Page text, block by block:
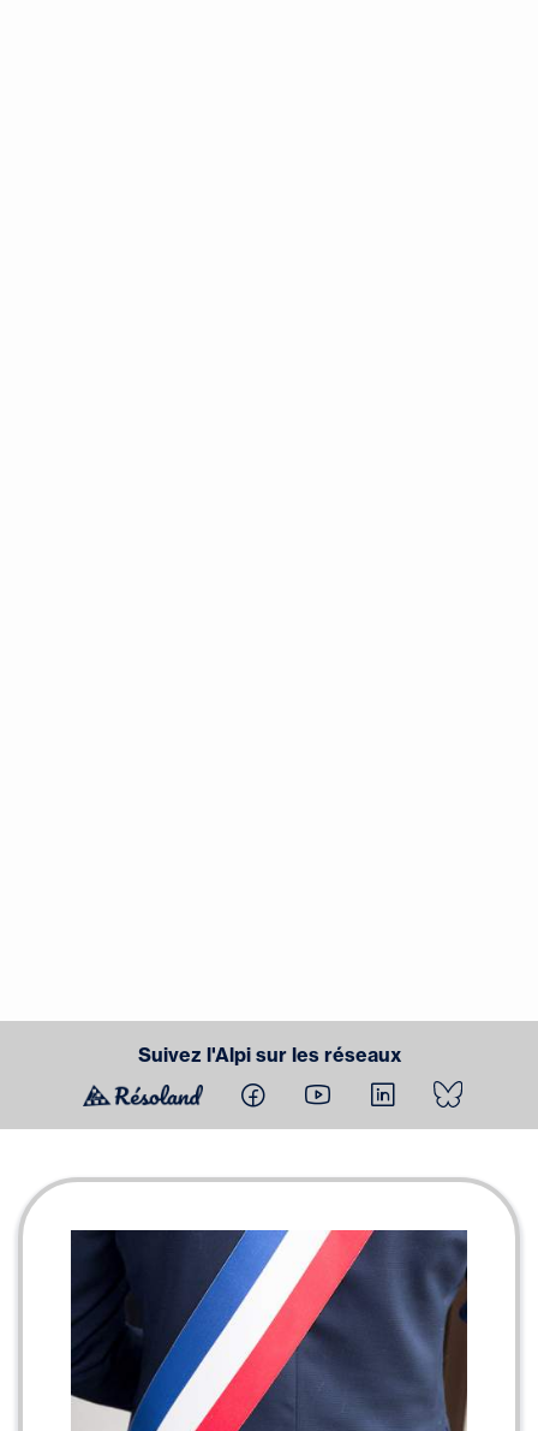
Suivez l'Alpi sur les réseaux